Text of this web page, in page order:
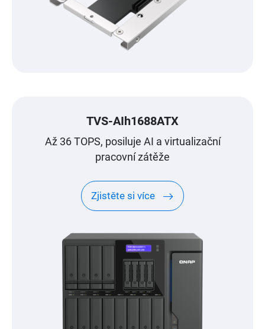
TVS-AIh1688ATX
Až 36 TOPS, posiluje AI a virtualizační
pracovní zátěže
Zjistěte si více